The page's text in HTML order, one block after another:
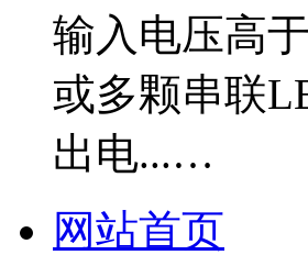
输入电压高
或多颗串联
出电...…
网站首页